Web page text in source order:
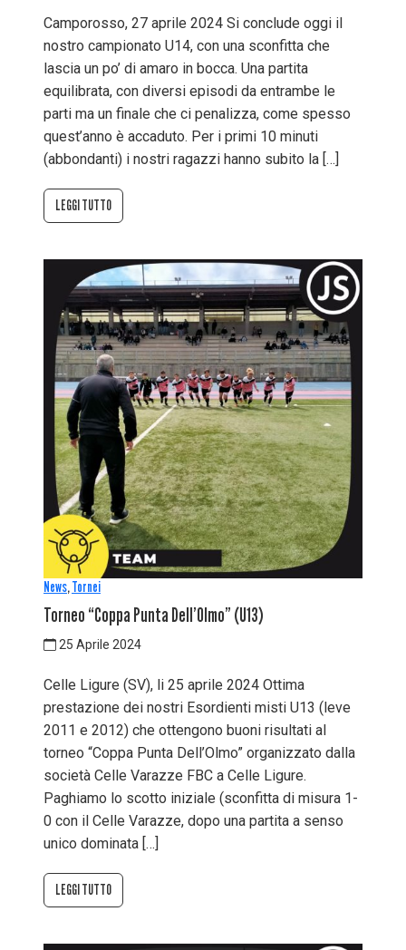
Camporosso, 27 aprile 2024 Si conclude oggi il
nostro campionato U14, con una sconfitta che
lascia un po’ di amaro in bocca. Una partita
equilibrata, con diversi episodi da entrambe le
parti ma un finale che ci penalizza, come spesso
quest’anno è accaduto. Per i primi 10 minuti
(abbondanti) i nostri ragazzi hanno subito la […]
LEGGI TUTTO
News,Tornei
Torneo “Coppa Punta Dell’Olmo” (U13)
25 Aprile 2024
Celle Ligure (SV), li 25 aprile 2024 Ottima
prestazione dei nostri Esordienti misti U13 (leve
2011 e 2012) che ottengono buoni risultati al
torneo “Coppa Punta Dell’Olmo” organizzato dalla
società Celle Varazze FBC a Celle Ligure.
Paghiamo lo scotto iniziale (sconfitta di misura 1-
0 con il Celle Varazze, dopo una partita a senso
unico dominata […]
LEGGI TUTTO